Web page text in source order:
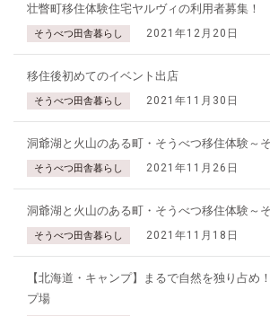
壮瞥町移住体験住宅ヤルヴィの利用者募集！
そうべつ田舎暮らし 2021年12月20日
移住後初めてのイベント出店
そうべつ田舎暮らし 2021年11月30日
洞爺湖と火山のある町・そうべつ移住体験～
そうべつ田舎暮らし 2021年11月26日
洞爺湖と火山のある町・そうべつ移住体験～
そうべつ田舎暮らし 2021年11月18日
【北海道・キャンプ】まるで自然を独り占め
プ場